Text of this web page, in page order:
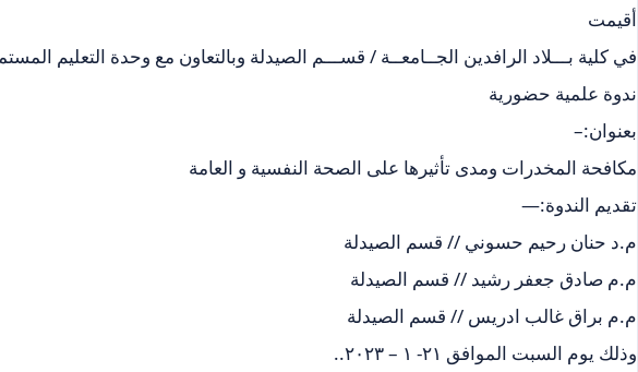
أقيمت
في كلية بـــلاد الرافدين الجــامعــة / قســـم الصيدلة وبالتعاون مع وحدة التعليم
ندوة علمية حضورية
بعنوان:–
مكافحة المخدرات ومدى تأثيرها على الصحة النفسية و العامة
تقديم الندوة:—
م.د حنان رحيم حسوني // قسم الصيدلة
م.م صادق جعفر رشيد // قسم الصيدلة
م.م براق غالب ادريس // قسم الصيدلة
وذلك يوم السبت الموافق ٢١- ١ – ٢٠٢٣..